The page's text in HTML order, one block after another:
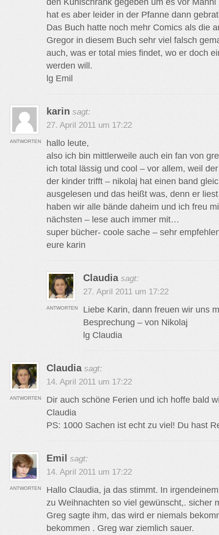
hat es aber leider in der Pfanne dann
Das Buch hatte noch mehr Comics als die
Gregor in diesem Buch sehr viel falsch
auch, was er total mies findet, wo er doch
werden will.
lg Emil
karin sagt:
27. April 2011 um 17:22
hallo leute,
also ich bin mittlerweile auch ein fan von
ich total lässig und cool – vor allem, weil
der kinder trifft – nikolaj hat einen band
ausgelesen und das heißt was, denn er
haben wir alle bände daheim und ich freu
nächsten – lese auch immer mit…
super bücher- coole sache – sehr
eure karin
ANTWORTEN
Claudia sagt:
27. April 2011 um 17:22
Liebe Karin, dann freuen wir uns
Besprechung – von Nikolaj
lg Claudia
ANTWORTEN
Claudia sagt:
14. April 2011 um 17:22
Dir auch schöne Ferien und ich hoffe bald
Claudia
PS: 1000 Sachen ist echt zu viel! Du hast
ANTWORTEN
Emil
sagt:
14. April 2011 um 17:22
Hallo Claudia, ja das stimmt. In
zu Weihnachten so viel gewünscht,. sicher
Greg sagte ihm, das wird er niemals
bekommen . Greg war ziemlich sauer.
ANTWORTEN